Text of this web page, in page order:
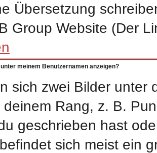
Übersetzung
Group Website (Der
meinem Benutzernamen anzeigen?
sich zwei Bilder unter
deinem Rang, z. B.
geschrieben hast
sich meist ein